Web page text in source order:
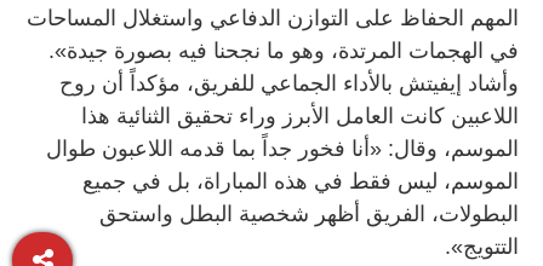
المهم الحفاظ على التوازن الدفاعي واستغلال المساحات
في الهجمات المرتدة، وهو ما نجحنا فيه بصورة جيدة».
وأشاد إيفيتش بالأداء الجماعي للفريق، مؤكداً أن روح
اللاعبين كانت العامل الأبرز وراء تحقيق الثنائية هذا
الموسم، وقال: «أنا فخور جداً بما قدمه اللاعبون طوال
الموسم، ليس فقط في هذه المباراة، بل في جميع
البطولات، الفريق أظهر شخصية البطل واستحق
التتويج».